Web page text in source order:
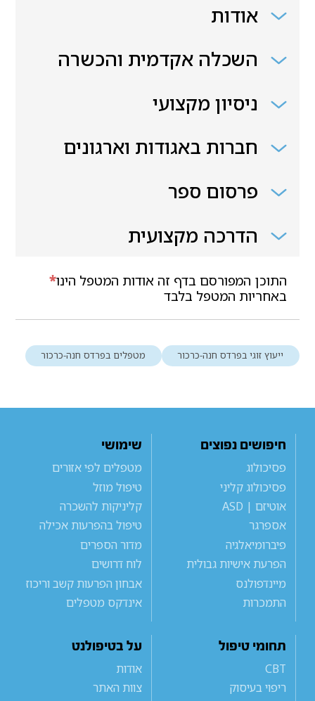
אודות
השכלה אקדמית והכשרה
ניסיון מקצועי
חברות באגודות וארגונים
פרסום ספר
הדרכה מקצועית
*התוכן המפורסם בדף זה אודות המטפל הינו
באחריות המטפל בלבד
ייעוץ זוגי בפרדס חנה-כרכור מטפלים בפרדס חנה-כרכור
חיפושים נפוצים
פסיכולוג
פסיכולוג קליני
אוטיזם | ASD
אספרגר
פיברומיאלגיה
הפרעת אישיות גבולית
מיינדפולנס
התמכרות
שימושי
מטפלים לפי אזורים
טיפול מוזל
קליניקות להשכרה
טיפול בהפרעות אכילה
מדור הספרים
לוח דרושים
אבחון הפרעות קשב וריכוז
אינדקס מטפלים
תחומי טיפול
CBT
ריפוי בעיסוק
על בטיפולנט
אודות
צוות האתר